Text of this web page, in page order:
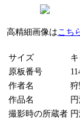
高精細画像はこち
サイズ
原板番号
作者名
作品名
撮影時の所蔵者